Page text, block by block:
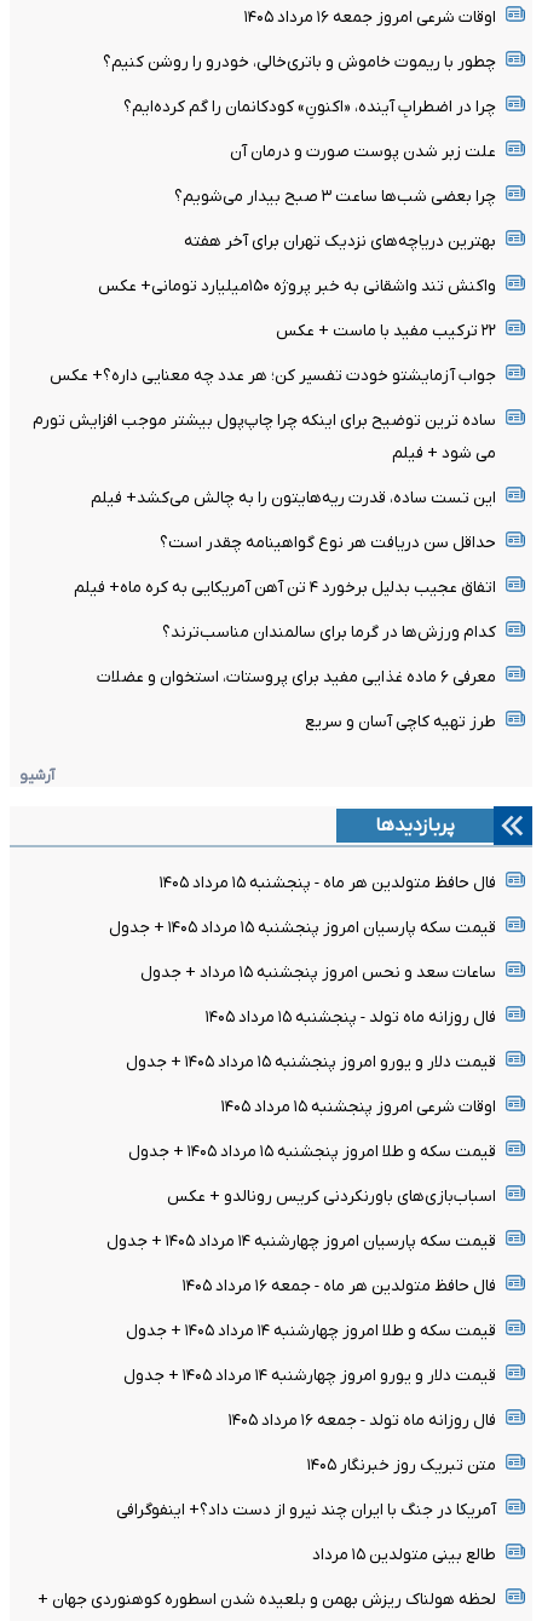
اوقات شرعی امروز جمعه ۱۶ مرداد ۱۴۰۵
چطور با ریموت خاموش و باتری‌خالی، خودرو را روشن کنیم؟
چرا در اضطرابِ آینده، «اکنونِ» کودکانمان را گم کرده‌ایم؟
علت زبر شدن پوست صورت و درمان آن
چرا بعضی شب‌ها ساعت ۳ صبح بیدار می‌شویم؟
بهترین دریاچه‌های نزدیک تهران برای آخر هفته
واکنش تند واشقانی به خبر پروژه ۱۵۰میلیارد تومانی+ عکس
۲۲ ترکیب مفید با ماست + عکس
جواب آزمایشتو خودت تفسیر کن؛ هر عدد چه معنایی داره؟+ عکس
ساده ترین توضیح برای اینکه چرا چاپ‌پول بیشتر موجب افزایش تورم
می شود + فیلم
این تست ساده، قدرت ریه‌هایتون را به چالش می‌کشد+ فیلم
حداقل سن دریافت هر نوع گواهینامه چقدر است؟
اتفاق عجیب بدلیل برخورد ۴ تن آهن آمریکایی به کره ماه+ فیلم
کدام ورزش‌ها در گرما برای سالمندان مناسب‌ترند؟
معرفی ۶ ماده غذایی مفید برای پروستات، استخوان و عضلات
طرز تهیه کاچی آسان و سریع
آرشیو
پربازدیدها
فال حافظ متولدین هر ماه - پنجشنبه ۱۵ مرداد ۱۴۰۵
قیمت سکه پارسیان امروز پنجشنبه ۱۵ مرداد ۱۴۰۵ + جدول
ساعات سعد و نحس امروز پنجشنبه ۱۵ مرداد + جدول
فال روزانه ماه تولد - پنجشنبه ۱۵ مرداد ۱۴۰۵
قیمت دلار و یورو امروز پنجشنبه ۱۵ مرداد ۱۴۰۵ + جدول
اوقات شرعی امروز پنجشنبه ۱۵ مرداد ۱۴۰۵
قیمت سکه و طلا امروز پنجشنبه ۱۵ مرداد ۱۴۰۵ + جدول
اسباب‌بازی‌های باورنکردنی کریس رونالدو + عکس
قیمت سکه پارسیان امروز چهارشنبه ۱۴ مرداد ۱۴۰۵ + جدول
فال حافظ متولدین هر ماه - جمعه ۱۶ مرداد ۱۴۰۵
قیمت سکه و طلا امروز چهارشنبه ۱۴ مرداد ۱۴۰۵ + جدول
قیمت دلار و یورو امروز چهارشنبه ۱۴ مرداد ۱۴۰۵ + جدول
فال روزانه ماه تولد - جمعه ۱۶ مرداد ۱۴۰۵
متن تبریک روز خبرنگار ۱۴۰۵
آمریکا در جنگ با ایران چند نیرو از دست داد؟+ اینفوگرافی
طالع بینی متولدین ۱۵ مرداد
لحظه هولناک ریزش بهمن و بلعیده شدن اسطوره کوهنوردی جهان +